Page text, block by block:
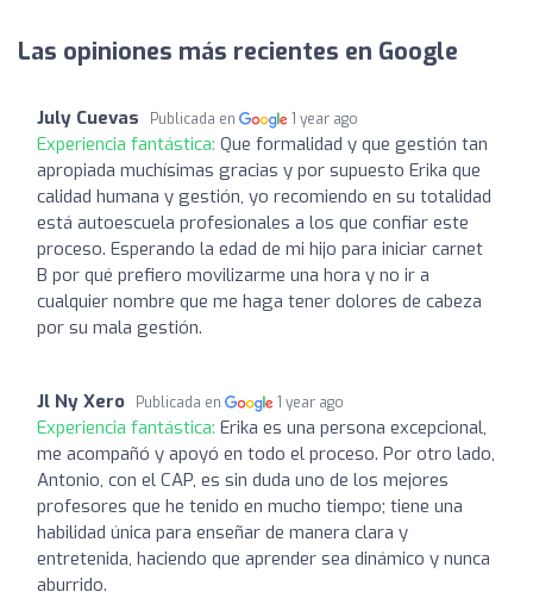
Las opiniones más recientes en Google
July Cuevas Publicada en 1 year ago
Experiencia fantástica: Que formalidad y que gestión tan
apropiada muchísimas gracias y por supuesto Erika que
calidad humana y gestión, yo recomiendo en su totalidad
está autoescuela profesionales a los que confiar este
proceso. Esperando la edad de mi hijo para iniciar carnet
B por qué prefiero movilizarme una hora y no ir a
cualquier nombre que me haga tener dolores de cabeza
por su mala gestión.
Jl Ny Xero Publicada en 1 year ago
Experiencia fantástica: Erika es una persona excepcional,
me acompañó y apoyó en todo el proceso. Por otro lado,
Antonio, con el CAP, es sin duda uno de los mejores
profesores que he tenido en mucho tiempo; tiene una
habilidad única para enseñar de manera clara y
entretenida, haciendo que aprender sea dinámico y nunca
aburrido.